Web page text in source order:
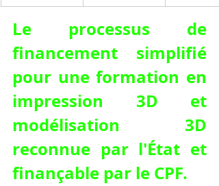
Le processus de
financement simplifié
pour une formation en
impression 3D et
modélisation 3D
reconnue par l'État et
finançable par le CPF.